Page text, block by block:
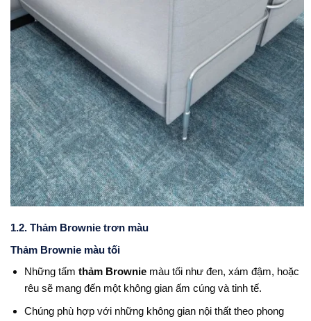
1.2. Thảm Brownie trơn màu
Thảm Brownie màu tối
Những tấm thảm Browniemàu tối như đen, xám đậm, hoặc
rêu sẽ mang đến một không gian ấm cúng và tinh tế.
Chúng phù hợp với những không gian nội thất theo phong